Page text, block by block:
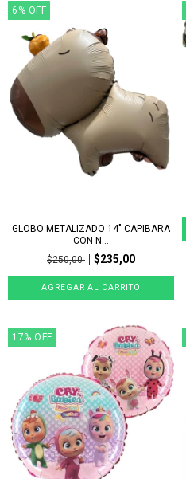
6 % OFF
GLOBO METALIZADO 14" CAPIBARA
CON N...
$250,00
$235,00
17% OFF